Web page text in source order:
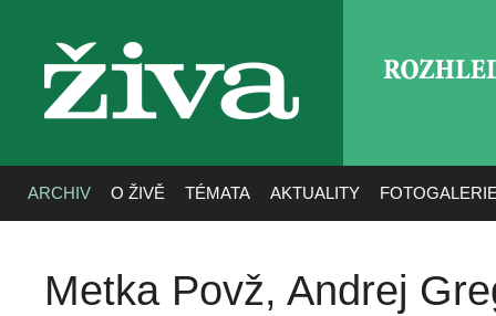
živa
ARCHIV O ŽIVĚ TÉMATA AKTUALITY
Metka Povž, Andrej